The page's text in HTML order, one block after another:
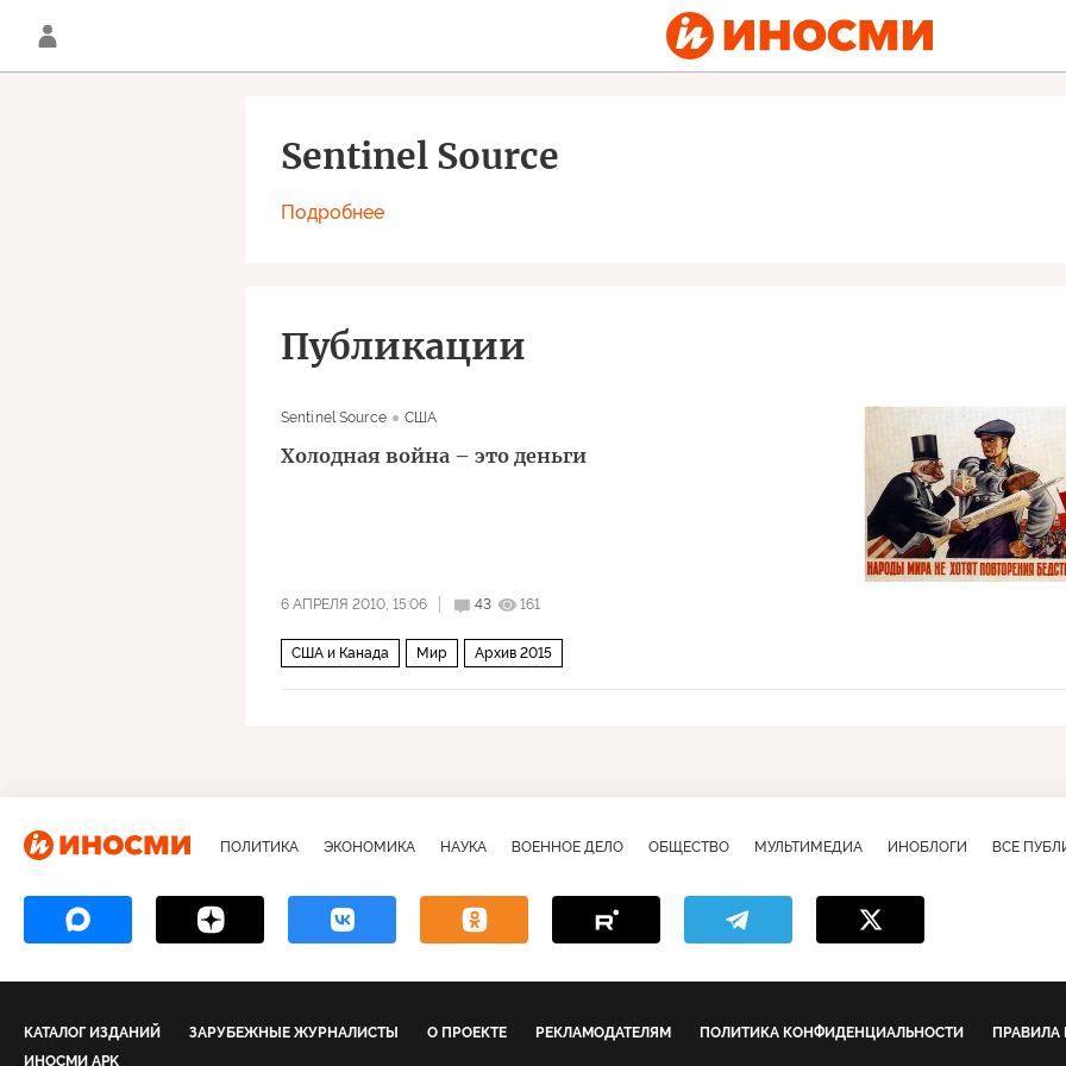
Sentinel Source
Подробнее
Публикации
Sentinel Source США
Холодная война – это деньги
6 АПРЕЛЯ 2010, 15:06 43 161
США и Канада Мир Архив 2015
ПОЛИТИКА ЭКОНОМИКА НАУКА ВОЕННОЕ ДЕЛО ОБЩЕСТВО МУЛЬТИМЕДИА ИНОБЛОГИ ВСЕ
КАТАЛОГ ИЗДАНИЙ ЗАРУБЕЖНЫЕ ЖУРНАЛИСТЫ О ПРОЕКТЕ РЕКЛАМОДАТЕЛЯМ ПОЛИТИКА КОНФИДЕНЦИАЛЬНОСТИ
ПРАВИЛА
ИНОСМИ APK